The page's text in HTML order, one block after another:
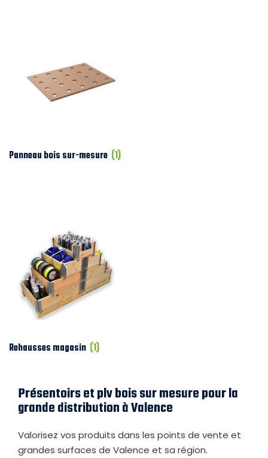
Panneau bois sur-mesure (1)
Rehausses magasin (1)
Présentoirs et plv bois sur mesure pour la
grande distribution à Valence
Valorisez vos produits dans les points de vente et
grandes surfaces de Valence et sa région.